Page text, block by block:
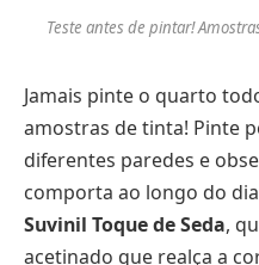
Teste antes de pintar!
Jamais pinte o quarto
amostras de tinta! Pinte
diferentes paredes e
comporta ao longo do
Suvinil Toque de Seda,
acetinado que realça a